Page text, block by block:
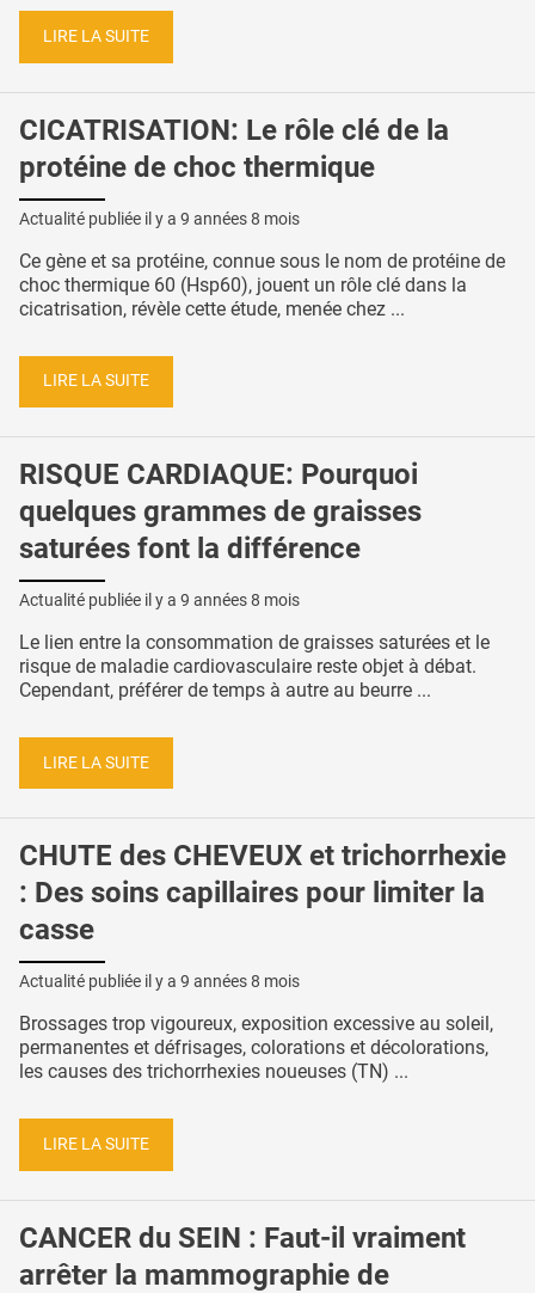
LIRE LA SUITE
CICATRISATION: Le rôle clé de la
protéine de choc thermique
Actualité publiée il y a 9 années 8 mois
Ce gène et sa protéine, connue sous le nom de protéine de
choc thermique 60 (Hsp60), jouent un rôle clé dans la
cicatrisation, révèle cette étude, menée chez ...
LIRE LA SUITE
RISQUE CARDIAQUE: Pourquoi
quelques grammes de graisses
saturées font la différence
Actualité publiée il y a 9 années 8 mois
Le lien entre la consommation de graisses saturées et le
risque de maladie cardiovasculaire reste objet à débat.
Cependant, préférer de temps à autre au beurre ...
LIRE LA SUITE
CHUTE des CHEVEUX et trichorrhexie
: Des soins capillaires pour limiter la
casse
Actualité publiée il y a 9 années 8 mois
Brossages trop vigoureux, exposition excessive au soleil,
permanentes et défrisages, colorations et décolorations,
les causes des trichorrhexies noueuses (TN) ...
LIRE LA SUITE
CANCER du SEIN : Faut-il vraiment
arrêter la mammographie de